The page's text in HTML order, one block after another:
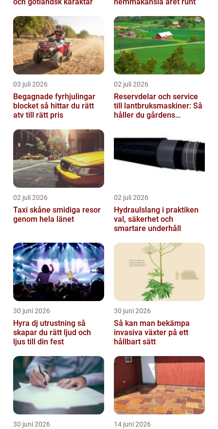
03 juli 2026
Begagnade fyrhjulingar
blocket så hittar du rätt
atv till rätt pris
02 juli 2026
Reservdelar och service
till lantbruksmaskiner: Så
håller du gårdens
02 juli 2026
Taxi skåne smidiga resor
genom hela länet
02 juli 2026
Hydraulslang i praktiken
val, säkerhet och
smartare underhåll
30 juni 2026
Hyra dj utrustning så
skapar du rätt ljud och
ljus till din fest
30 juni 2026
Så kan man bekämpa
invasiva växter på ett
hållbart sätt
30 juni 2026 14 juni 2026